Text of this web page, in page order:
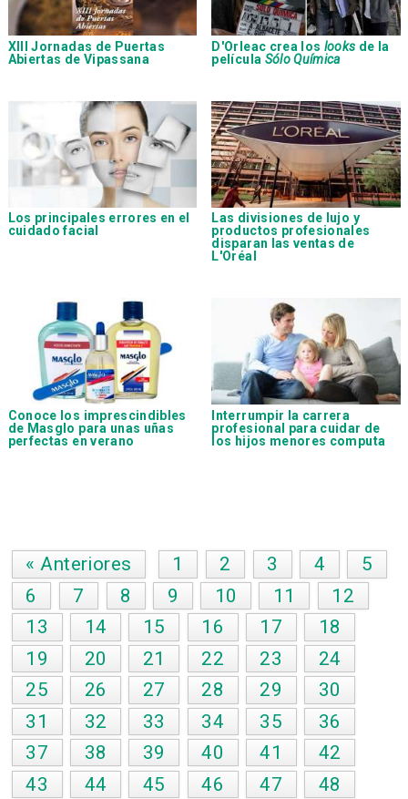
XIII Jornadas de Puertas
Abiertas de Vipassana
D'Orleac crea los looks de la
película Sólo Química
Los principales errores en el
cuidado facial
Las divisiones de lujo y
productos profesionales
disparan las ventas de
L'Oréal
Conoce los imprescindibles
de Masglo para unas uñas
perfectas en verano
Interrumpir la carrera
profesional para cuidar de
los hijos menores computa
« Anteriores 1 2 3 4
5
6
7 8 9 10 11
12
13
14 15 16 17
18
19
20 21 22 23
24
25
26 27 28 29
30
31
32 33 34 35
36
37
38 39 40 41
42
43
44 45 46 47
48